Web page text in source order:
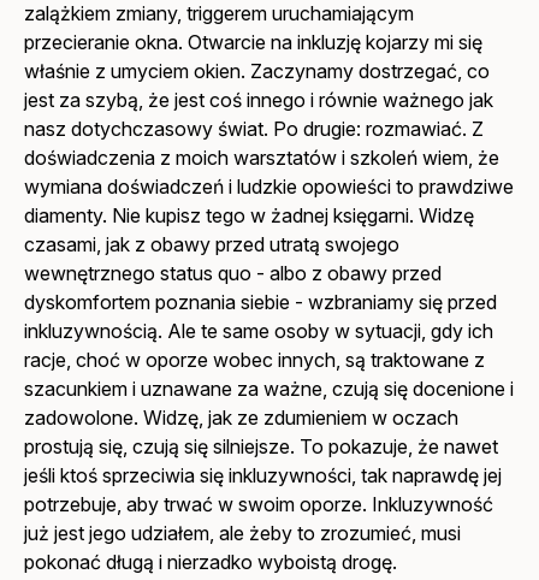
zalążkiem zmiany, triggerem uruchamiającym
przecieranie okna. Otwarcie na inkluzję kojarzy mi się
właśnie z umyciem okien. Zaczynamy dostrzegać, co
jest za szybą, że jest coś innego i równie ważnego jak
nasz dotychczasowy świat. Po drugie: rozmawiać. Z
doświadczenia z moich warsztatów i szkoleń wiem, że
wymiana doświadczeń i ludzkie opowieści to prawdziwe
diamenty. Nie kupisz tego w żadnej księgarni. Widzę
czasami, jak z obawy przed utratą swojego
wewnętrznego status quo - albo z obawy przed
dyskomfortem poznania siebie - wzbraniamy się przed
inkluzywnością. Ale te same osoby w sytuacji, gdy ich
racje, choć w oporze wobec innych, są traktowane z
szacunkiem i uznawane za ważne, czują się docenione i
zadowolone. Widzę, jak ze zdumieniem w oczach
prostują się, czują się silniejsze. To pokazuje, że nawet
jeśli ktoś sprzeciwia się inkluzywności, tak naprawdę jej
potrzebuje, aby trwać w swoim oporze. Inkluzywność
już jest jego udziałem, ale żeby to zrozumieć, musi
pokonać długą i nierzadko wyboistą drogę.